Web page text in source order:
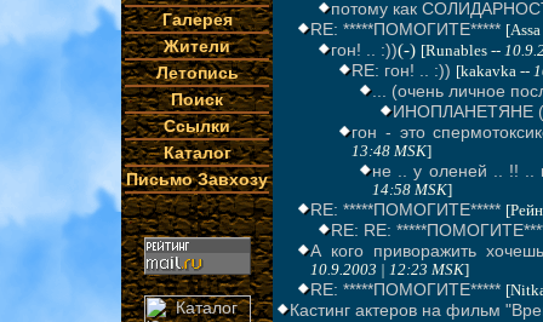
Галерея
Жители
Летопись
Поиск
Ссылки
Каталог
Письмо Завхозу
потому как
RE: *****ПОМОГИТЕ*****
гон! .. :))(-) [Runables --
RE: гон! .. :)) [kakavka --
... (очень личное
ИНОПЛАНЕТЯНЕ
гон - это
13:48 MSK]
не .. у оленей .. !! ..
14:58 MSK]
RE: *****ПОМОГИТЕ*****
RE: RE:
А кого приворажить
10.9.2003 | 12:23 MSK]
RE: *****ПОМОГИТЕ*****
Кастинг актеров на фильм